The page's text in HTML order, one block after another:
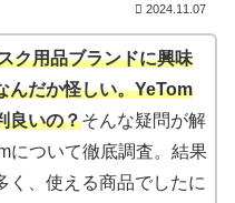
2024.11.07
ク用品ブランドに興味
んだか怪しい。YeTom
良いの？そんな疑問が解
について徹底調査。結果
、使える商品でしたに